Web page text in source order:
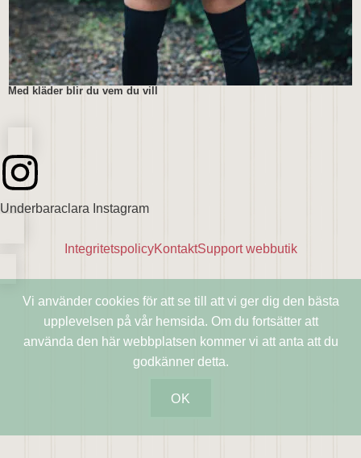
Med kläder blir du vem du vill
Underbaraclara Instagram
IntegritetspolicyKontaktSupport webbutik
Vi använder cookies för att se till att vi ger dig den bästa
upplevelsen på vår hemsida. Om du fortsätter att
använda den här webbplatsen kommer vi att anta att du
godkänner detta.
OK